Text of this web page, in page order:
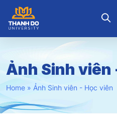
Ảnh Sinh viên
Home » Ảnh Sinh viên - Học viên